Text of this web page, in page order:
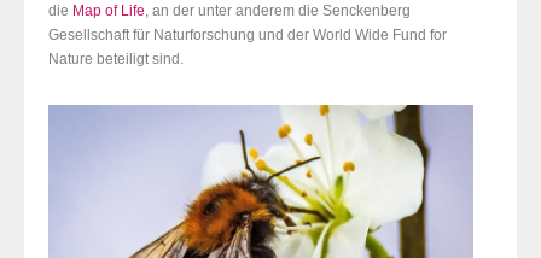
die Map of Life, an der unter anderem die Senckenberg
Gesellschaft für Naturforschung und der World Wide Fund for
Nature beteiligt sind.